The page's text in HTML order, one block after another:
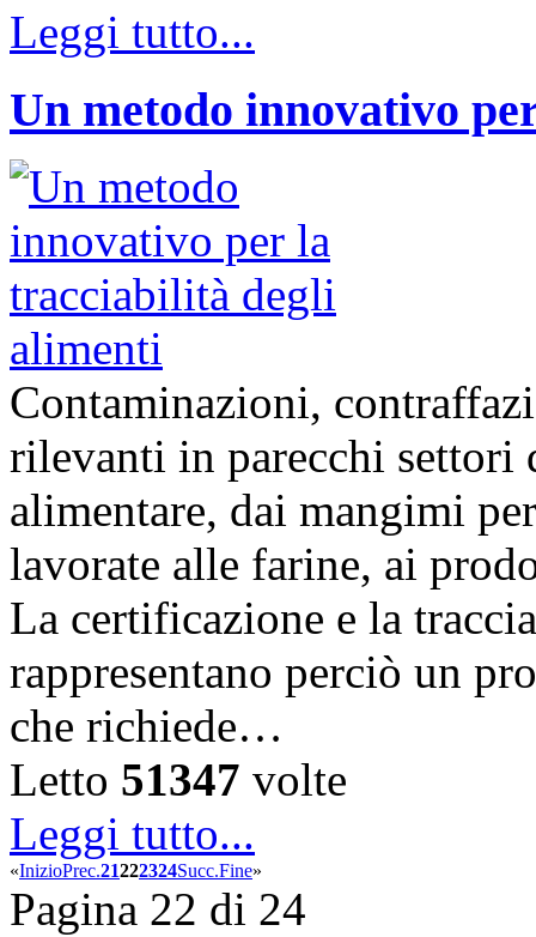
Leggi tutto...
Un metodo innovativo
Contaminazioni,
rilevanti in parecchi settori
alimentare, dai mangimi
lavorate alle farine, ai
La certificazione e la
rappresentano perciò un
che richiede…
Letto 51347 volte
Leggi tutto...
«InizioPrec.21222324Succ.Fine»
Pagina 22 di 24